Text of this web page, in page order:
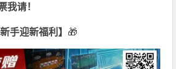
我请！
手迎新福利】 🎁